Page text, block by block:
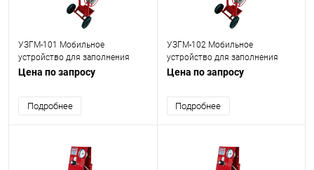
УЗГМ-101 Мобильное
устройство для заполнения
газовыми смесями с весами
Цена по запросу
Подробнее
УЗГМ-102 Мобильное
устройство для заполнения
газовыми смесями с весами
Цена по запросу
Подробнее